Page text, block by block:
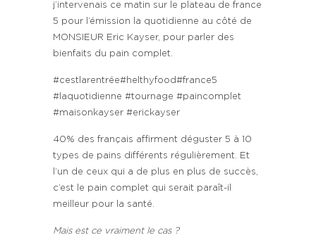
j’intervenais ce matin sur le plateau de france
5 pour l’émission la quotidienne au côté de
MONSIEUR Eric Kayser, pour parler des
bienfaits du pain complet.
#cestlarentrée#helthyfood#france5
#laquotidienne #tournage #paincomplet
#maisonkayser #erickayser
40% des français affirment déguster 5 à 10
types de pains différents régulièrement. Et
l’un de ceux qui a de plus en plus de succès,
c’est le pain complet qui serait paraît-il
meilleur pour la santé.
Mais est ce vraiment le cas ?